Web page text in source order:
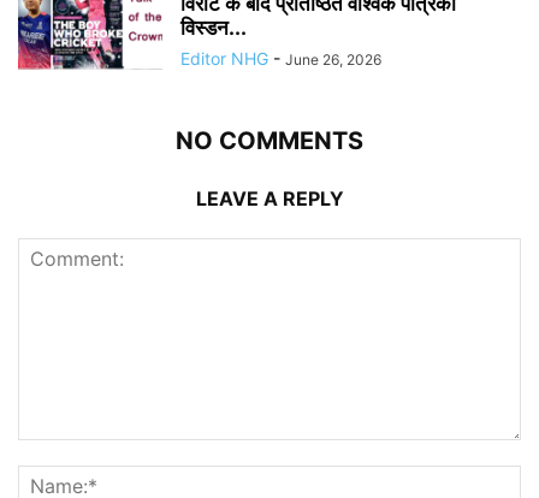
विस्डन...
Editor NHG - June 26, 2026
NO COMMENTS
LEAVE A REPLY